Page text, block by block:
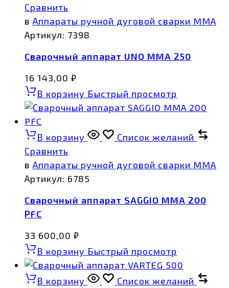
Сравнить
в Аппараты ручной дуговой сварки MMA
Артикул: 7398
Сварочный аппарат UNO MMA 250
16 143,00 ₽
В корзину Быстрый просмотр
В корзину
Список желаний
Сравнить
в Аппараты ручной дуговой сварки MMA
Артикул: 6785
Сварочный аппарат SAGGIO MMA 200
PFC
33 600,00 ₽
В корзину Быстрый просмотр
В корзину
Список желаний